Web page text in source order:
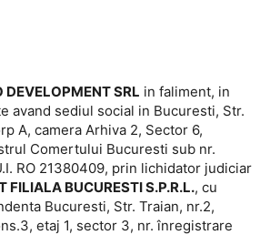
SRL in faliment, in
avand sediul social in Bucuresti, Str.
A, camera Arhiva 2, Sector 6,
Comertului Bucuresti sub nr.
RO 21380409, prin lichidator judiciar
FILIALA BUCURESTI S.P.R.L., cu
Bucuresti, Str. Traian, nr.2,
etaj 1, sector 3, nr. înregistrare